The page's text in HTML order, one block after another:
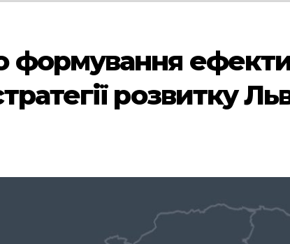
розвитку